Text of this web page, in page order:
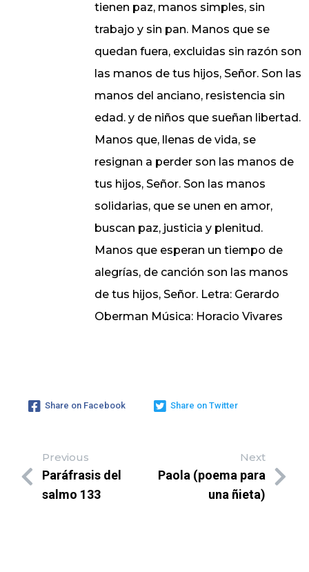
tienen paz, manos simples, sin
trabajo y sin pan. Manos que se
quedan fuera, excluidas sin razón son
las manos de tus hijos, Señor. Son las
manos del anciano, resistencia sin
edad. y de niños que sueñan libertad.
Manos que, llenas de vida, se
resignan a perder son las manos de
tus hijos, Señor. Son las manos
solidarias, que se unen en amor,
buscan paz, justicia y plenitud.
Manos que esperan un tiempo de
alegrías, de canción son las manos
de tus hijos, Señor. Letra: Gerardo
Oberman Música: Horacio Vivares
Share on Facebook Share on Twitter
Previous
Paráfrasis del
salmo 133
Next
Paola (poema para
una ñieta)